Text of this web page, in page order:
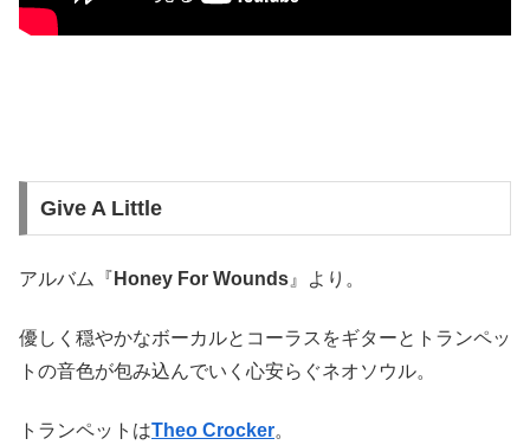
Give A Little
アルバム『 Honey For Wounds 』より。
優しく穏やかなボーカルとコーラスをギターとトランペッ
トの音色が包み込んでいく心安らぐネオソウル。
トランペットはTheo Crocker。